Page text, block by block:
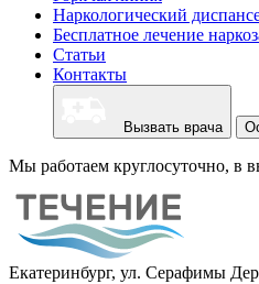
Наркологический
Бесплатное лечение
Статьи
Контакты
Вызвать врача
Мы работаем круглосуточно, в
Екатеринбург, ул. Серафимы